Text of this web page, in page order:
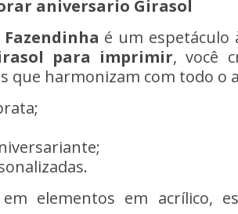
aniversario Girasol
é um espetáculo
para imprimir, você
que harmonizam com todo o
elementos em acrílico,